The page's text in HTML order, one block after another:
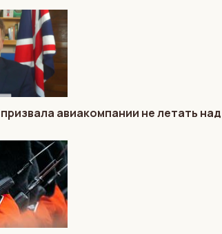
авиакомпании не летать